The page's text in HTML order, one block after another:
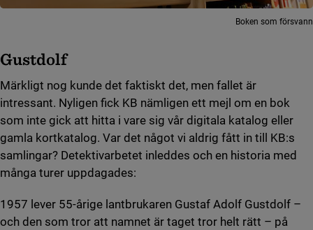
Boken som försvann
Gustdolf
Märkligt nog kunde det faktiskt det, men fallet är
intressant. Nyligen fick KB nämligen ett mejl om en bok
som inte gick att hitta i vare sig vår digitala katalog eller
gamla kortkatalog. Var det något vi aldrig fått in till KB:s
samlingar? Detektivarbetet inleddes och en historia med
många turer uppdagades:
1957 lever 55-årige lantbrukaren Gustaf Adolf Gustdolf –
och den som tror att namnet är taget tror helt rätt – på